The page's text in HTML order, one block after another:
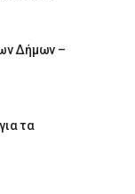
Δήμων –
τα